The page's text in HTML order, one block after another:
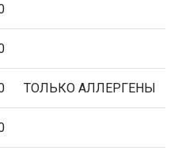
ТОЛЬКО АЛЛЕРГЕНЫ